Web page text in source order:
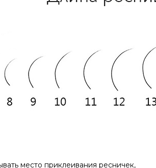
место приклеивания ресничек,